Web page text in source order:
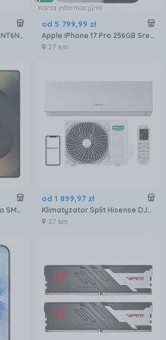
Electrolux TwinTech 600 ENT6NE18S
Karta informacyjna
od 5 799,99 zł
Apple iPhone 17 Pro 256GB Srebrny
27 km
Samsung Galaxy S25 Ultra SM-S938 12/256GB Tytanowy Czarny
od 1 899,97 zł
Klimatyzator Split Hisense DJ25LE0EG DJ25LE0EW
27 km